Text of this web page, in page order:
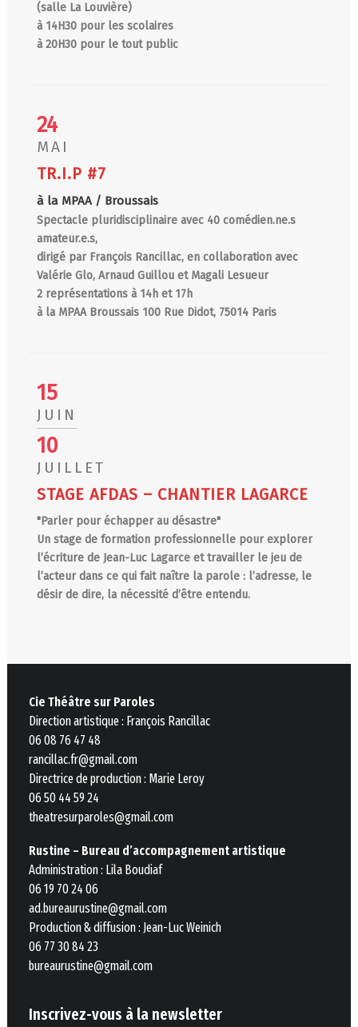
(salle La Louvière)
à 14H30 pour les scolaires
à 20H30 pour le tout public
24
MAI
TR.I.P #7
à la MPAA / Broussais
Spectacle pluridisciplinaire avec 40 comédien.ne.s
amateur.e.s,
dirigé par François Rancillac, en collaboration avec
Valérie Glo, Arnaud Guillou et Magali Lesueur
2 représentations à 14h et 17h
à la MPAA Broussais 100 Rue Didot, 75014 Paris
15
JUIN
10
JUILLET
STAGE AFDAS – CHANTIER LAGARCE
"Parler pour échapper au désastre"
Un stage de formation professionnelle pour explorer
l’écriture de Jean-Luc Lagarce et travailler le jeu de
l’acteur dans ce qui fait naître la parole : l’adresse, le
désir de dire, la nécessité d’être entendu.
Cie Théâtre sur Paroles
Direction artistique : François Rancillac
06 08 76 47 48
rancillac.fr@gmail.com
Directrice de production : Marie Leroy
06 50 44 59 24
theatresurparoles@gmail.com
Rustine – Bureau d’accompagnement artistique
Administration : Lila Boudiaf
06 19 70 24 06
ad.bureaurustine@gmail.com
Production & diffusion : Jean-Luc Weinich
06 77 30 84 23
bureaurustine@gmail.com
Inscrivez-vous à la newsletter